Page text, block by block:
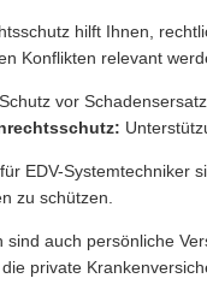
hilft Ihnen,
Konflikten relevant
Schutz vor
EDV-Systemtechniker
zu schützen.
auch persönliche
private